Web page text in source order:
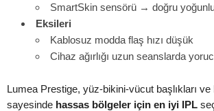
SmartSkin sensörü → doğru
Eksileri
Kablosuz modda flaş hızı düşük
Cihaz ağırlığı uzun seanslarda
Lumea Prestige, yüz-bikini-vücut başlıkları
sayesinde hassas bölgeler için en iyi IPL